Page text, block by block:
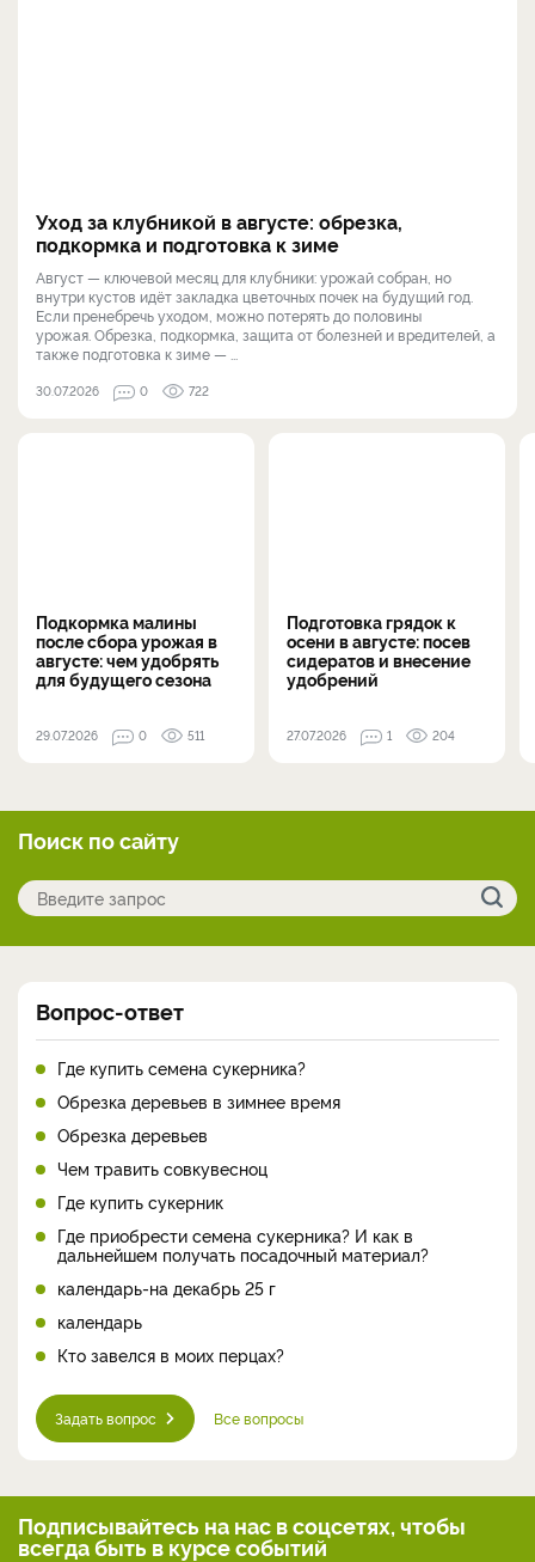
Уход за клубникой в августе: обрезка,
подкормка и подготовка к зиме
Август — ключевой месяц для клубники: урожай собран, но
внутри кустов идёт закладка цветочных почек на будущий год.
Если пренебречь уходом, можно потерять до половины
урожая. Обрезка, подкормка, защита от болезней и вредителей, а
также подготовка к зиме — ...
30.07.2026 0 722
Подкормка малины
после сбора урожая в
августе: чем удобрять
для будущего сезона
29.07.2026 0 511
Подготовка грядок к
осени в августе: посев
сидератов и внесение
удобрений
27.07.2026 1 204
Поиск по сайту
Вопрос-ответ
Где купить семена сукерника?
Обрезка деревьев в зимнее время
Обрезка деревьев
Чем травить совкувесноц
Где купить сукерник
Где приобрести семена сукерника? И как в
дальнейшем получать посадочный материал?
календарь-на декабрь 25 г
календарь
Кто завелся в моих перцах?
Задать вопрос Все вопросы
Подписывайтесь на нас в соцсетях, чтобы
всегдабыть в курсе событий